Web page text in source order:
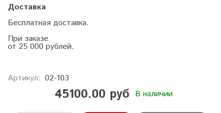
Доставка
Бесплатная доставка.
При заказе
от 25 000 рублей.
Артикул: 02-103
45100.00 руб В наличии